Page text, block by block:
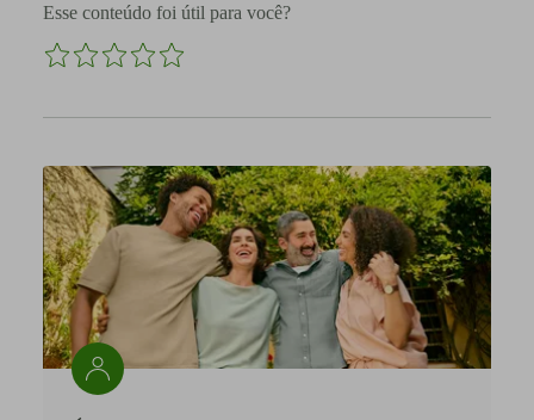
Esse conteúdo foi útil para você?